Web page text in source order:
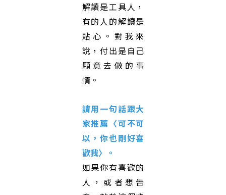
解讀是工具人，
有的人的解讀是
貼心。對我來
說，付出是自己
願意去做的事
情。
請用一句話跟大
家推薦 〈可不可
以，你也剛好喜
歡我〉 。
如果你有喜歡的
人，或者想告